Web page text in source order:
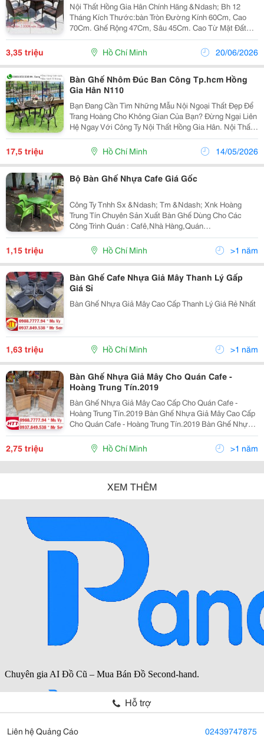
Nội Thất Hồng Gia Hân Chính Hãng &Ndash; Bh 12
Tháng Kích Thước:bàn Tròn Đường Kính 60Cm, Cao
70Cm. Ghế Rộng 47Cm, Sâu 45Cm. Cao Từ Mặt Đất
Đến Mê Ngồi 45Cm, Chiều Cao Tổng 80Cm. Hàng Mới
100% Chưa Qua Sử Dụng, Bộ Ghế Mây Nhựa Cao Cấp
Thiết Kế...
3,35 triệu Hồ Chí Minh 20/06/2026
Bàn Ghế Nhôm Đúc Ban Công Tp.hcm Hồng
Gia Hân N110
Bạn Đang Cần Tìm Những Mẫu Nội Ngoại Thất Đẹp Để
Trang Hoàng Cho Không Gian Của Bạn? Đừng Ngại Liên
Hệ Ngay Với Công Ty Nội Thất Hồng Gia Hân. Nội Thất
Nhôm Đúc Cao Phù Hợp Với Sân Vườn, Biệt Thự, Ban
Công, Resort ... Nhôm Đúc Cao Cấp, Họa Tiết
17,5 triệu Hồ Chí Minh 14/05/2026
Bộ Bàn Ghế Nhựa Cafe Giá Gốc
Công Ty Tnhh Sx &Ndash; Tm &Ndash; Xnk Hoàng
Trung Tín Chuyên Sản Xuất Bàn Ghế Dùng Cho Các
Công Trình Quán : Cafê,Nhà Hàng,Quán
Ăn,Bar,Resort&Hellip;Với Giá Cả Cạnh Tranh Của Nhà
Sản Xuất,Nhiều Mẫu Mã Đa Dạng,Bảo Hành 12
Tháng,Vận Chuyển Mi
1,15 triệu Hồ Chí Minh >1 năm
Bàn Ghế Cafe Nhựa Giả Mây Thanh Lý Gấp
Giá Sỉ
Bàn Ghế Nhựa Giả Mây Cao Cấp Thanh Lý Giá Rẻ Nhất
1,63 triệu Hồ Chí Minh >1 năm
Bàn Ghế Nhựa Giả Mây Cho Quán Cafe -
Hoàng Trung Tín.2019
Bàn Ghế Nhựa Giả Mây Cao Cấp Cho Quán Cafe -
Hoàng Trung Tín.2019 Bàn Ghế Nhựa Giả Mây Cao Cấp
Cho Quán Cafe - Hoàng Trung Tín.2019 Bàn Ghế Nhựa
Giả Mây Cao Cấp Cho Quán Cafe - Hoàng Trung
Tín.2019 Bàn Ghế Nhựa Giả Mây Cao Cấp Cho Quán
2,75 triệu Hồ Chí Minh >1 năm
XEM THÊM
Hỗ trợ
Liên hệ Quảng Cáo 02439747875